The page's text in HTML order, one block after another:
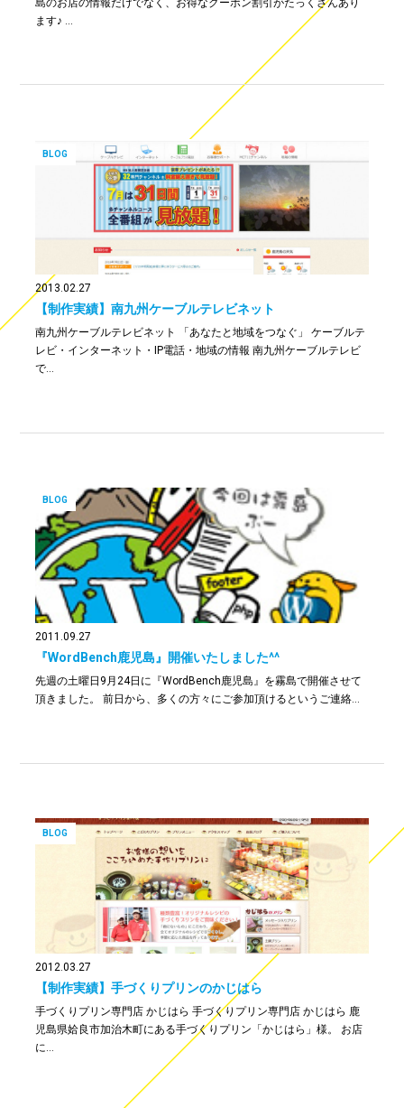
ます♪ …
2013.02.27
【制作実績】南九州ケーブルテレビネット
南九州ケーブルテレビネット 「あなたと地域をつなぐ」 ケーブルテ
レビ・インターネット・IP電話・地域の情報 南九州ケーブルテレビ
で…
BLOG
2011.09.27
『WordBench鹿児島』開催いたしました^^
先週の土曜日9月24日に『WordBench鹿児島』を霧島で開催させて
頂きました。 前日から、多くの方々にご参加頂けるというご連絡…
BLOG
2012.03.27
【制作実績】手づくりプリンのかじはら
手づくりプリン専門店 かじはら 手づくりプリン専門店 かじはら 鹿
児島県姶良市加治木町にある手づくりプリン「かじはら」様。 お店
に…
BLOG